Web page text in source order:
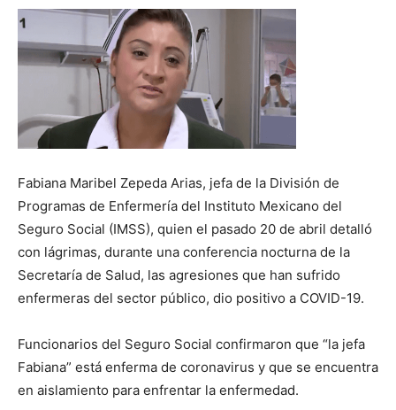
Fabiana Maribel Zepeda Arias, jefa de la División de
Programas de Enfermería del Instituto Mexicano del
Seguro Social (IMSS), quien el pasado 20 de abril detalló
con lágrimas, durante una conferencia nocturna de la
Secretaría de Salud, las agresiones que han sufrido
enfermeras del sector público, dio positivo a COVID-19.
Funcionarios del Seguro Social confirmaron que “la jefa
Fabiana” está enferma de coronavirus y que se encuentra
en aislamiento para enfrentar la enfermedad.